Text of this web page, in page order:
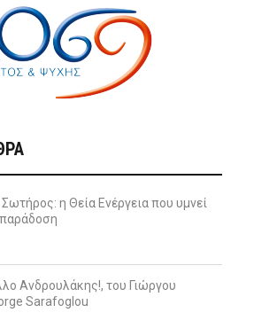
η Θεία Ενέργεια που υμνεί
Ανδρουλάκης!, του Γιώργου
Sarafoglou